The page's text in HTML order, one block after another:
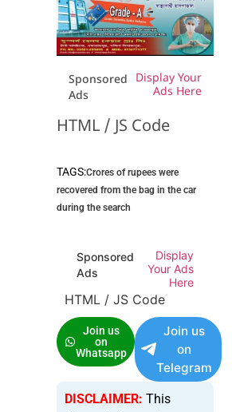
Sponsored
Ads
Display Your
Ads Here
HTML / JS Code
TAGS:Crores of rupees were
recovered from the bag in the car
during the search
Sponsored
Ads
Display
Your Ads
Here
HTML / JS Code
Join us
on
Whatsapp
Join us
on
Telegram
DISCLAIMER: This